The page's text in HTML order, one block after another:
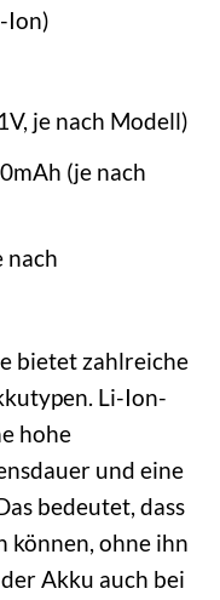
Ion)
je nach Modell)
(je nach
nach
bietet zahlreiche
Li-Ion-
hohe
und eine
bedeutet, dass
können, ohne ihn
Akku auch bei